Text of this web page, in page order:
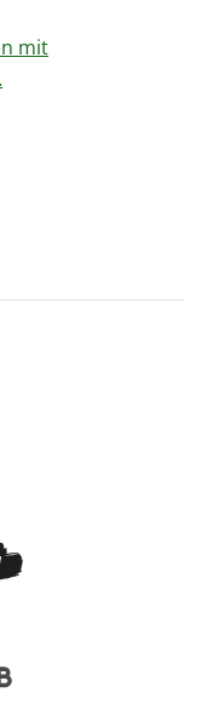
mit